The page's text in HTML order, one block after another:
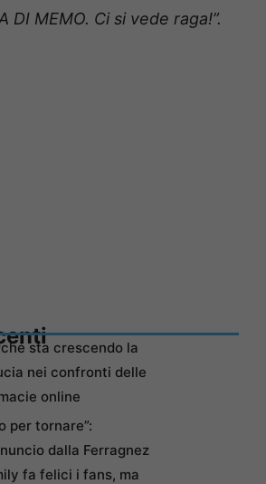
DI MEMO. Ci si vede raga!”.
sta crescendo la
nei confronti delle
online
per tornare”:
dalla Ferragnez
fa felici i fans, ma